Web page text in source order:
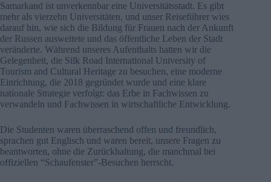
Samarkand ist unverkennbar eine Universitätsstadt. Es gibt
mehr als vierzehn Universitäten, und unser Reiseführer wies
darauf hin, wie sich die Bildung für Frauen nach der Ankunft
der Russen ausweitete und das öffentliche Leben der Stadt
veränderte. Während unseres Aufenthalts hatten wir die
Gelegenheit, die Silk Road International University of
Tourism and Cultural Heritage zu besuchen, eine moderne
Einrichtung, die 2018 gegründet wurde und eine klare
nationale Strategie verfolgt: das Erbe in Fachwissen zu
verwandeln und Fachwissen in wirtschaftliche Entwicklung.
Die Studenten waren überraschend offen und freundlich,
sprachen gut Englisch und waren bereit, unsere Fragen zu
beantworten, ohne die Zurückhaltung, die manchmal bei
offiziellen “Schaufenster”-Besuchen herrscht.